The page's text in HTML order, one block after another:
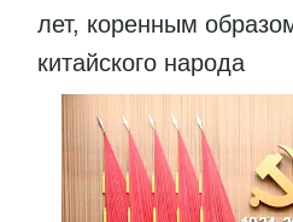
лет, коренным
китайского народа